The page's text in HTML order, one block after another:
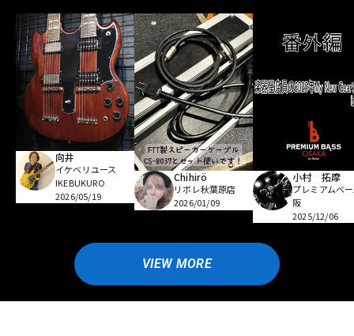
向井
イケベリユース
IKEBUKURO
2026/05/19
Chihirö
リボレ秋葉原店
2026/01/09
小村 拓摩
プレミアムベ
阪
2025/12/06
VIEW MORE